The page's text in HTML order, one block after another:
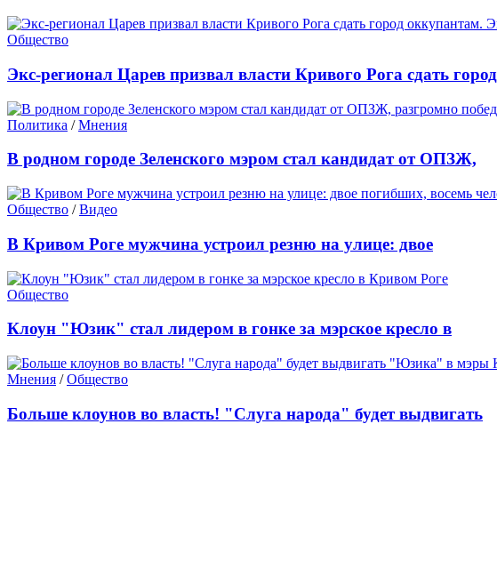
Общество
Экс-регионал Царев призвал власти Кривого Рога сдать город
Политика /Мнения
В родном городе Зеленского мэром стал кандидат от ОПЗЖ,
Общество /Видео
В Кривом Роге мужчина устроил резню на улице: двое
Общество
Клоун "Юзик" стал лидером в гонке за мэрское кресло в
Мнения /Общество
Больше клоунов во власть! "Слуга народа" будет выдвигать